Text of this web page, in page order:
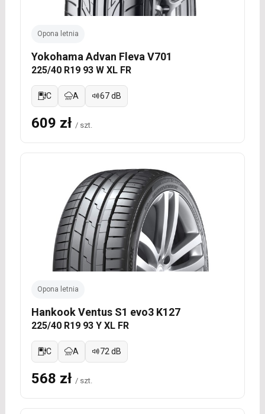
Opona letnia
Yokohama Advan Fleva V701
225/40 R19 93 W XL FR
C A 67 dB
609 zł / szt.
Opona letnia
Hankook Ventus S1 evo3 K127
225/40 R19 93 Y XL FR
C A 72 dB
568 zł / szt.